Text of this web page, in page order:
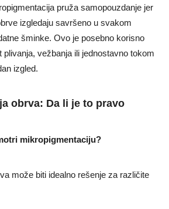
pruža samopouzdanje jer
izgledaju savršeno u svakom
šminke. Ovo je posebno korisno
vežbanja ili jednostavno tokom
izgled.
obrva: Da li je to pravo
mikropigmentaciju?
može biti idealno rešenje za različite